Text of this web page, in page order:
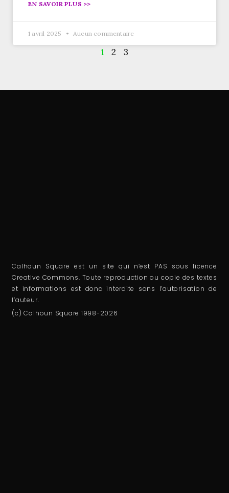
EN SAVOIR PLUS >>
1 avril 2025 Aucun commentaire
1 2 3
Calhoun Square est un site qui n’est PAS sous licence
Creative Commons. Toute reproduction ou copie des textes
et informations est donc interdite sans l’autorisation de
l’auteur.
(c) Calhoun Square 1998-2026